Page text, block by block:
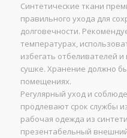
Синтетические ткани
правильного ухода для
долговечности.
температурах,
избегать отбеливателей
сушке. Хранение должно
помещениях.
Регулярный уход и
продлевают срок службы
рабочая одежда из
презентабельный